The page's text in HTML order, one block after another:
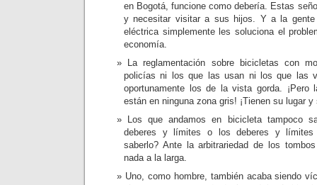
en Bogotá, funcione como debería. Estas
y necesitar visitar a sus hijos. Y a la
eléctrica simplemente les soluciona el
economía.
La reglamentación sobre bicicletas con
policías ni los que las usan ni los que las
oportunamente los de la vista gorda. ¡Pero
están en ninguna zona gris! ¡Tienen su lugar
Los que andamos en bicicleta tampoco
deberes y límites o los deberes y
saberlo? Ante la arbitrariedad de los
nada a la larga.
Uno, como hombre, también acaba siendo